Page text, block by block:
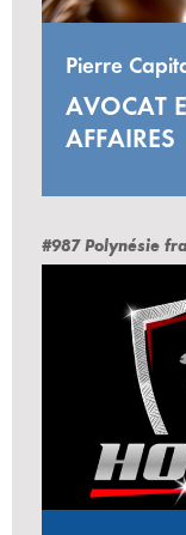
Pierre
AVOCAT
AFFAIRES
#987 Polynésie